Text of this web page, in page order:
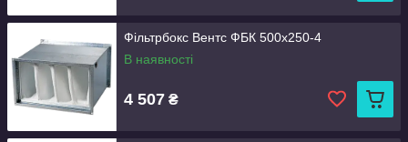
Фільтрбокс Вентс ФБК 500x250-4
В наявності
4 507 ₴